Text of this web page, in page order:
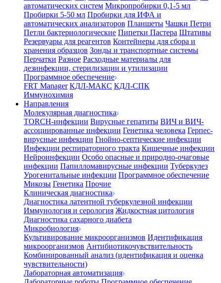
автоматических систем Микропробирки 0,1-5 мл
Пробирки 5-50 мл Пробирки для ИФА и
автоматических анализаторов Планшеты Чашки Петри
Петли бактериологические Пипетки Пастера Штативы
Резервуары для реагентов Контейнеры для сбора и
хранения образцов Зонды и транспортные системы
Перчатки Разное Расходные материалы для
дезинфекции, стерилизации и утилизации
Программное обеспечение
FRT Manager КДЛ-МАКС КДЛ-СПК
Иммунохимия
Направления
Молекулярная диагностика
TORCH-инфекции Вирусные гепатиты ВИЧ и ВИЧ-
ассоциированные инфекции Генетика человека Герпес-
вирусные инфекции Гнойно-септические инфекции
Инфекции респираторного тракта Кишечные инфекции
Нейроинфекции Особо опасные и природно-очаговые
инфекции Папилломавирусные инфекции Туберкулез
Урогенитальные инфекции Программное обеспечение
Микозы Генетика Прочие
Клиническая диагностика
Диагностика латентной туберкулезной инфекции
Иммунология и серология Жидкостная цитология
Диагностика сахарного диабета
Микробиология
Культивирование микроорганизмов Идентификация
микроорганизмов Антибиотикочувствительность
Комбинированный анализ (идентификация и оценка
чувствительности)
Лабораторная автоматизация